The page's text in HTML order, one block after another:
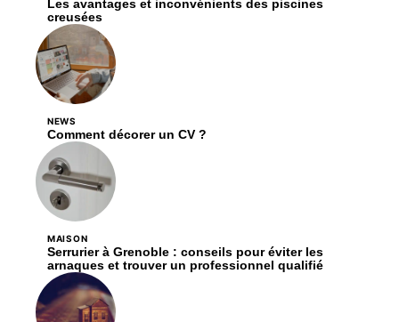
Les avantages et inconvénients des piscines
creusées
NEWS
Comment décorer un CV ?
MAISON
Serrurier à Grenoble : conseils pour éviter les
arnaques et trouver un professionnel qualifié